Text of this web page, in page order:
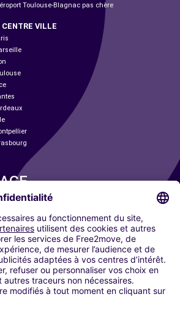
Toulouse-Blagnac pas chère
VILLE